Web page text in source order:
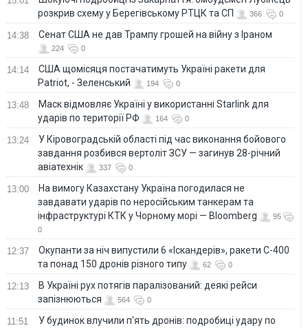
розкрив схему у Берегівському РТЦК та СП
366 0
14:38 Сенат США не дав Трампу грошей на війну з Іраном
224 0
14:14
США щомісяця постачатимуть Україні ракети для
Patriot, - Зеленський
194 0
13:48
Маск відмовляє Україні у використанні Starlink для
ударів по території РФ
164 0
13:24
У Кіровоградській області під час виконання бойового
завдання розбився вертоліт ЗСУ — загинув 28-річний
авіатехнік
337 0
13:00
На вимогу Казахстану Україна погодилася не
завдавати ударів по неросійським танкерам та
інфраструктурі КТК у Чорному морі — Bloomberg
95
0
12:37
Окупанти за ніч випустили 6 «Іскандерів», ракети С-400
та понад 150 дронів різного типу
62 0
12:13
В Україні рух потягів паралізований: деякі рейси
запізнюються
564 0
11:51
У будинок влучили п'ять дронів: подробиці удару по